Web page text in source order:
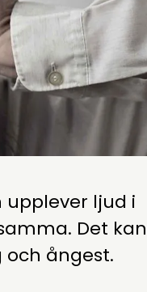
ljud i
Det kan
och ångest.